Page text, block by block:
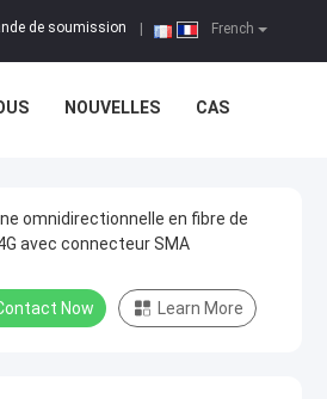
French
de soumission
NOUVELLES CAS
omnidirectionnelle en fibre de
avec connecteur SMA
Now Learn More